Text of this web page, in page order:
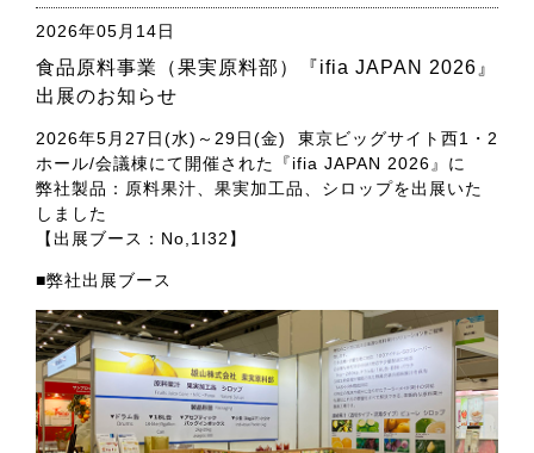
2026年05月14日
食品原料事業（果実原料部）『ifia JAPAN 2026』
出展のお知らせ
2026年5月27日(水)～29日(金) 東京ビッグサイト西1・2
ホール/会議棟にて開催された『ifia JAPAN 2026』に
弊社製品：原料果汁、果実加工品、シロップを出展いた
しました
【出展ブース：No,1I32】
■弊社出展ブース